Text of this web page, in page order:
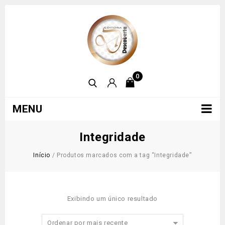
0
MENU
Integridade
Início / Produtos marcados com a tag “Integridade”
Exibindo um único resultado
Ordenar por mais recente